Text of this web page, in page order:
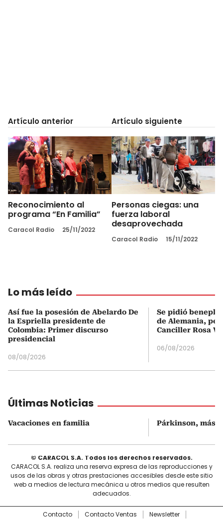
Artículo anterior
Reconocimiento al
programa “En Familia”
Caracol Radio 25/11/2022
Artículo siguiente
Personas ciegas: una
fuerza laboral
desaprovechada
Caracol Radio 15/11/2022
Lo más leído
Así fue la posesión de Abelardo De
la Espriella presidente de
Colombia: Primer discurso
presidencial
08/08/2026
Se pidió
de Alemania,
Canciller Rosa
06/08/2026
Últimas Noticias
Vacaciones en familia Párkinson, más
© CARACOL S.A. Todos los derechos reservados.
CARACOL S.A. realiza una reserva expresa de las reproducciones y
usos de las obras y otras prestaciones accesibles desde este sitio
web a medios de lectura mecánica u otros medios que resulten
adecuados.
Contacto Contacto Ventas Newsletter